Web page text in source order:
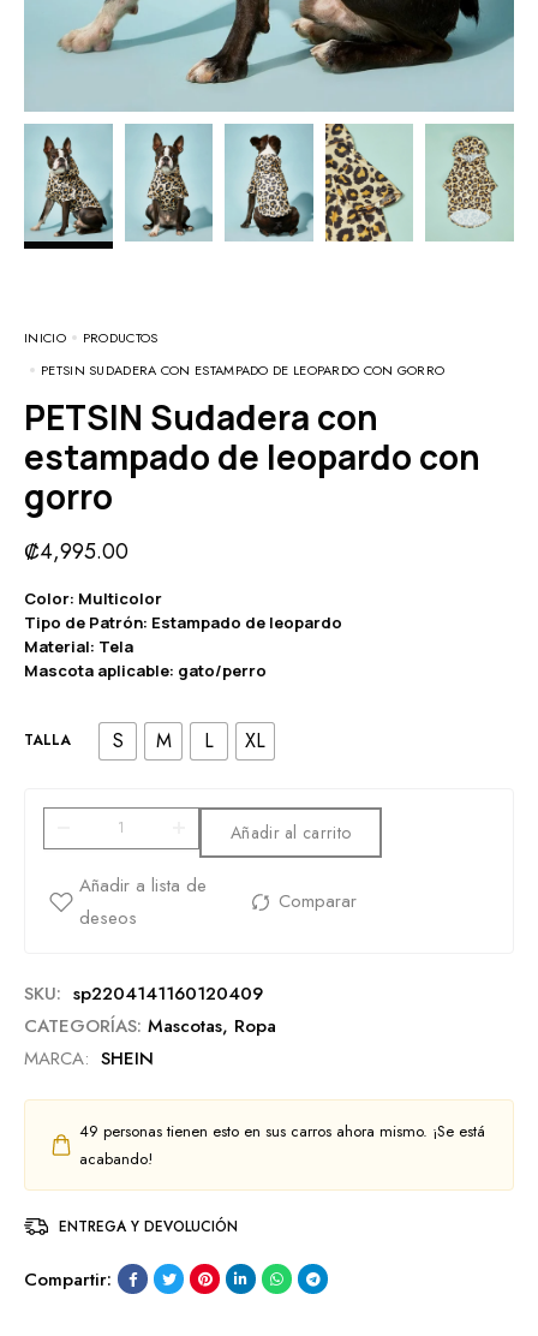
INICIO
PRODUCTOS
PETSIN SUDADERA CON ESTAMPADO DE LEOPARDO CON GORRO
PETSIN Sudadera con
estampado de leopardo con
gorro
₡4,995.00
Color: Multicolor
Tipo de Patrón: Estampado de leopardo
Material: Tela
Mascota aplicable: gato/perro
TALLA S M L XL
Añadir al carrito
SKU: sp2204141160120409
CATEGORÍAS: Mascotas, Ropa
MARCA: SHEIN
49 personas tienen esto en sus carros ahora mismo. ¡Se está
acabando!
ENTREGA Y DEVOLUCIÓN
Compartir: